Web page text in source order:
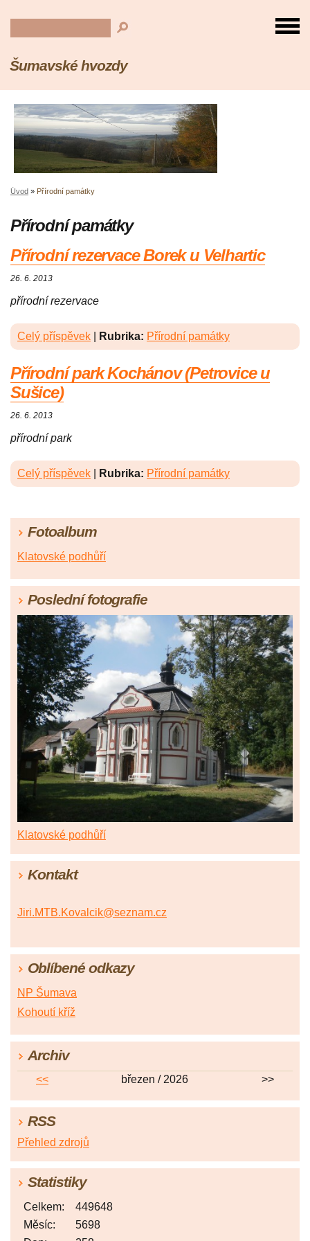
Šumavské hvozdy
Úvod » Přírodní památky
Přírodní památky
Přírodní rezervace Borek u Velhartic
26. 6. 2013
přírodní rezervace
Celý příspěvek Rubrika: Přírodní památky
Přírodní park Kochánov (Petrovice u
Sušice)
26. 6. 2013
přírodní park
Celý příspěvek Rubrika: Přírodní památky
Fotoalbum
Klatovské podhůří
Poslední fotografie
Klatovské podhůří
Kontakt
Jiri.MTB.Kovalcik@seznam.cz
Oblíbené odkazy
NP Šumava
Kohoutí kříž
Archiv
<< březen / 2026 >>
RSS
Přehled zdrojů
Statistiky
Celkem:
449648
Měsíc:
5698